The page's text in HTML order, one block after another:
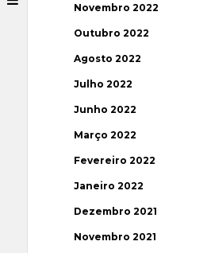
Novembro 2022
Outubro 2022
Agosto 2022
Julho 2022
Junho 2022
Março 2022
Fevereiro 2022
Janeiro 2022
Dezembro 2021
Novembro 2021